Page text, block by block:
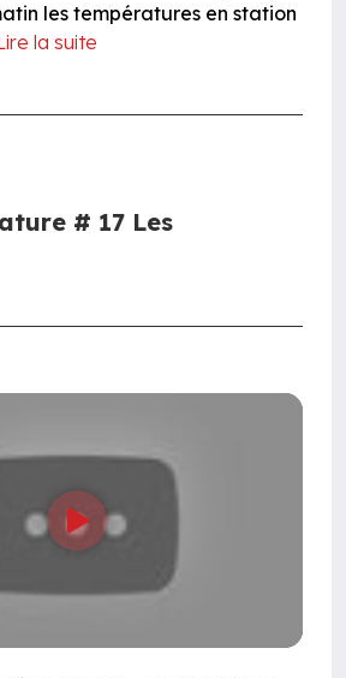
les températures en station
la suite
# 17 Les